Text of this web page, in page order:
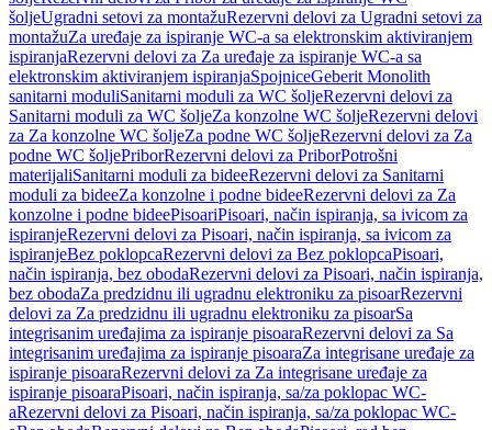
šoljeUgradni setovi za montažuRezervni delovi za Ugradni setovi za
montažuZa uređaje za ispiranje WC-a sa elektronskim aktiviranjem
ispiranjaRezervni delovi za Za uređaje za ispiranje WC-a sa
elektronskim aktiviranjem ispiranjaSpojniceGeberit Monolith
sanitarni moduliSanitarni moduli za WC šoljeRezervni delovi za
Sanitarni moduli za WC šoljeZa konzolne WC šoljeRezervni delovi
za Za konzolne WC šoljeZa podne WC šoljeRezervni delovi za Za
podne WC šoljePriborRezervni delovi za PriborPotrošni
materijaliSanitarni moduli za bideeRezervni delovi za Sanitarni
moduli za bideeZa konzolne i podne bideeRezervni delovi za Za
konzolne i podne bideePisoariPisoari, način ispiranja, sa ivicom za
ispiranjeRezervni delovi za Pisoari, način ispiranja, sa ivicom za
ispiranjeBez poklopcaRezervni delovi za Bez poklopcaPisoari,
način ispiranja, bez obodaRezervni delovi za Pisoari, način ispiranja,
bez obodaZa predzidnu ili ugradnu elektroniku za pisoarRezervni
delovi za Za predzidnu ili ugradnu elektroniku za pisoarSa
integrisanim uređajima za ispiranje pisoaraRezervni delovi za Sa
integrisanim uređajima za ispiranje pisoaraZa integrisane uređaje za
ispiranje pisoaraRezervni delovi za Za integrisane uređaje za
ispiranje pisoaraPisoari, način ispiranja, sa/za poklopac WC-
aRezervni delovi za Pisoari, način ispiranja, sa/za poklopac WC-